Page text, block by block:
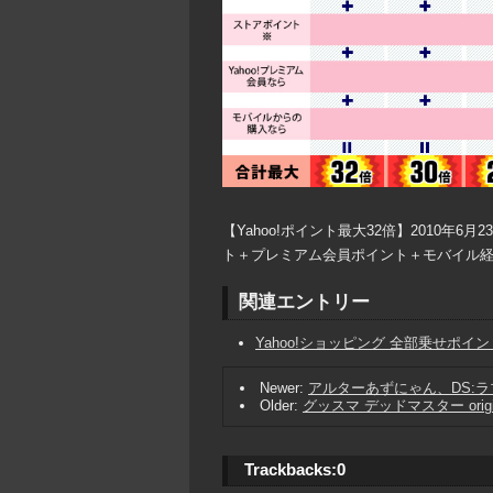
【Yahoo!ポイント最大32倍】2010年6月
ト＋プレミアム会員ポイント＋モバイル
関連エントリー
Yahoo!ショッピング 全部乗せポイ
Newer: アルターあずにゃん、DS:
Older: グッスマ デッドマスター
Trackbacks:0